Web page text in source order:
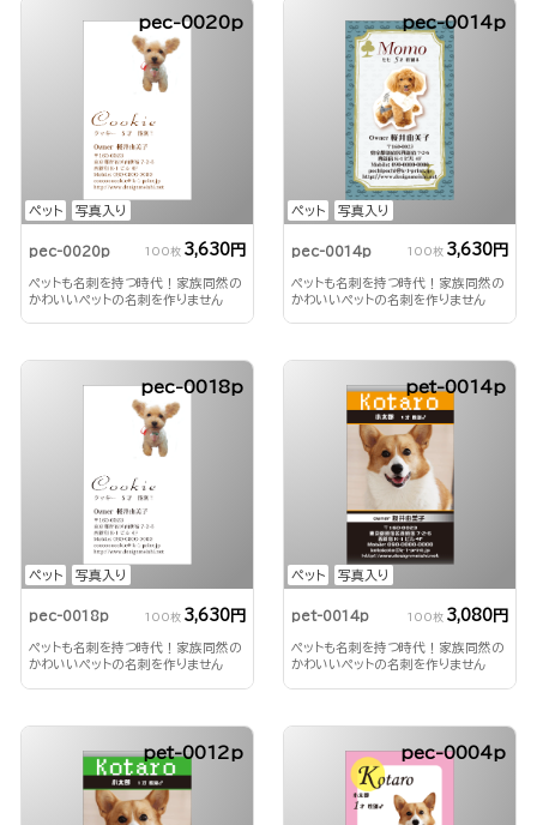
ペット 写真入り
pec-0020p
pec-0020p 100枚 3,630円
ペットも名刺を持つ時代！家族同然の
かわいいペットの名刺を作りません
ペット 写真入り
pec-0014p
pec-0014p 100枚 3,630円
ペットも名刺を持つ時代！家族同然の
かわいいペットの名刺を作りません
ペット 写真入り
pec-0018p
pec-0018p 100枚 3,630円
ペットも名刺を持つ時代！家族同然の
かわいいペットの名刺を作りません
ペット 写真入り
pet-0014p
pet-0014p 100枚 3,080円
ペットも名刺を持つ時代！家族同然の
かわいいペットの名刺を作りません
pet-0012p pec-0004p